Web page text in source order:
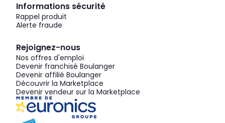
Informations sécurité
Rappel produit
Alerte fraude
Rejoignez-nous
Nos offres d'emploi
Devenir franchisé Boulanger
Devenir affilié Boulanger
Découvrir la Marketplace
Devenir vendeur sur la Marketplace